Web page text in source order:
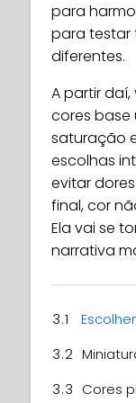
para
para testar
diferentes.
A partir
cores base
saturação
escolhas
evitar
final, cor
Ela vai se
narrativa
3.1
3.2
3.3 Cores